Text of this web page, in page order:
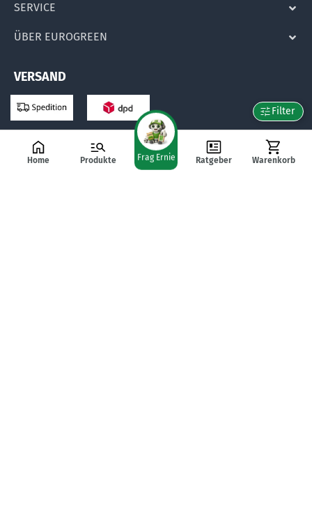
SERVICE
ÜBER EUROGREEN
VERSAND
ZAHLARTEN
Home Produkte Frag Ernie Ratgeber Warenkorb
Filter